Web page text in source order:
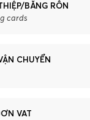
BĂNG RÔN
cards
CHUYỂN
VAT